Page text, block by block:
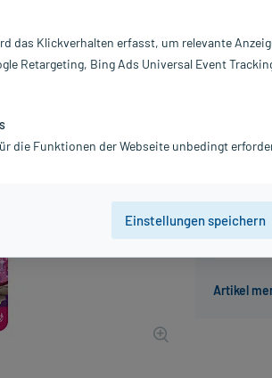
Inhalt:
PZN:
das Klickverhalten erfasst, um relevante
Retargeting, Bing Ads Universal Event
die Funktionen der Webseite unbedingt
Einstellungen speichern